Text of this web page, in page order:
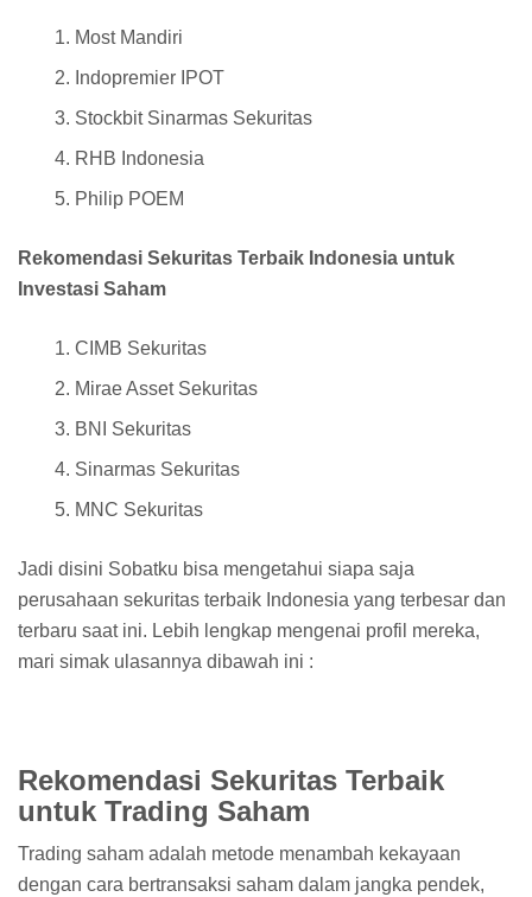
Most Mandiri
Indopremier IPOT
Stockbit Sinarmas Sekuritas
RHB Indonesia
Philip POEM
Rekomendasi Sekuritas Terbaik Indonesia untuk
Investasi Saham
CIMB Sekuritas
Mirae Asset Sekuritas
BNI Sekuritas
Sinarmas Sekuritas
MNC Sekuritas
Jadi disini Sobatku bisa mengetahui siapa saja
perusahaan sekuritas terbaik Indonesia yang terbesar dan
terbaru saat ini. Lebih lengkap mengenai profil mereka,
mari simak ulasannya dibawah ini :
Rekomendasi Sekuritas Terbaik
untuk Trading Saham
Trading saham adalah metode menambah kekayaan
dengan cara bertransaksi saham dalam jangka pendek,